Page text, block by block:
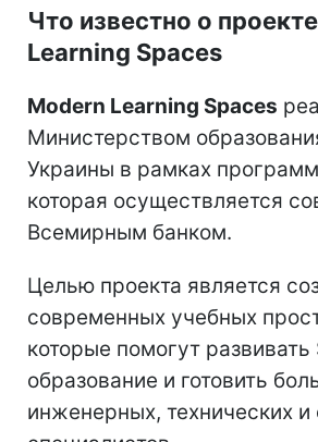
Что известно о
Learning Spaces
Modern Learning Spaces
Министерством
Украины в рамках
которая осуществляется
Всемирным банком.
Целью проекта является
современных учебных
которые помогут развивать
образование и готовить
инженерных, технических и